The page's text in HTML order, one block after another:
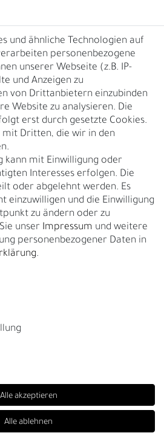
an unser Service-Team.
93053 Regensburg, Nelkenweg 3b
und ähnliche Technologien auf
personenbezogene
unserer Webseite (z.B. IP-
und Anzeigen zu
von Drittanbietern einzubinden
Website zu analysieren. Die
erst durch gesetzte Cookies.
Dritten, die wir in den
kann mit Einwilligung oder
Interesses erfolgen. Die
oder abgelehnt werden. Es
einzuwilligen und die Einwilligung
zu ändern oder zu
unser Impressum und weitere
personenbezogener Daten in
.
Alle akzeptieren
Alle ablehnen